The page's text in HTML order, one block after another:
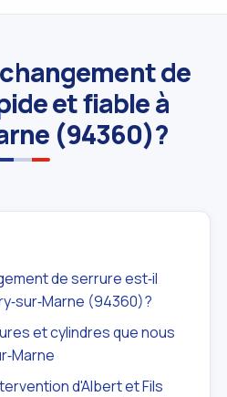
de
et fiable à
(94360)?
de serrure est‑il
(94360)?
et cylindres que nous
d'Albert et Fils